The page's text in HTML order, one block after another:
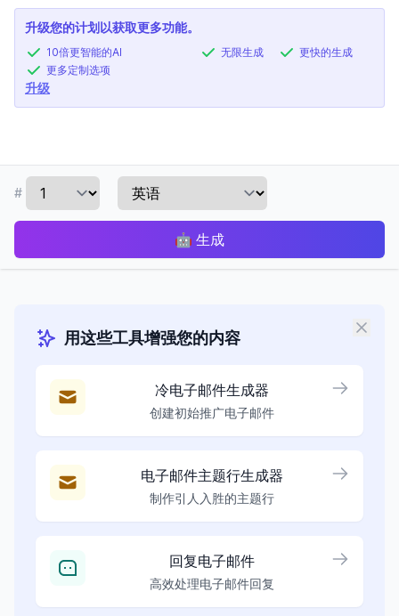
升级您的计划以获取更多功能。
10倍更智能的AI
更多定制选项
无限生成 更快的生成
升级
#
🤖 生成
用这些工具增强您的内容
冷电子邮件生成器
创建初始推广电子邮件
电子邮件主题行生成器
制作引人入胜的主题行
回复电子邮件
高效处理电子邮件回复